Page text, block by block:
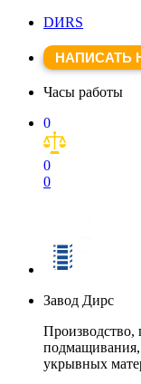
DИRS
НАПИСАТЬ
Часы работы
0
0
0
Завод Дирс
Производство,
подмащивания,
укрывных